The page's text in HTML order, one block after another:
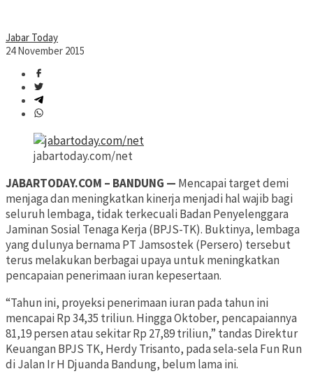
Jabar Today
24 November 2015
jabartoday.com/net
JABARTODAY.COM – BANDUNG — Mencapai target demi
menjaga dan meningkatkan kinerja menjadi hal wajib bagi
seluruh lembaga, tidak terkecuali Badan Penyelenggara
Jaminan Sosial Tenaga Kerja (BPJS-TK). Buktinya, lembaga
yang dulunya bernama PT Jamsostek (Persero) tersebut
terus melakukan berbagai upaya untuk meningkatkan
pencapaian penerimaan iuran kepesertaan.
“Tahun ini, proyeksi penerimaan iuran pada tahun ini
mencapai Rp 34,35 triliun. Hingga Oktober, pencapaiannya
81,19 persen atau sekitar Rp 27,89 triliun,” tandas Direktur
Keuangan BPJS TK, Herdy Trisanto, pada sela-sela Fun Run
di Jalan Ir H Djuanda Bandung, belum lama ini.